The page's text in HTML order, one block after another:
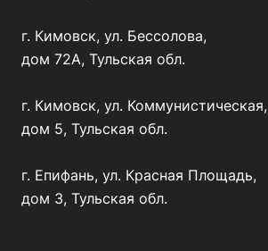
г. Кимовск, ул. Бессолова,
дом 72А, Тульская обл.
г. Кимовск, ул. Коммунистическая,
дом 5, Тульская обл.
г. Епифань, ул. Красная Площадь,
дом 3, Тульская обл.